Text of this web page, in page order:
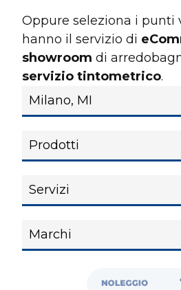
Oppure seleziona i punti
hanno il servizio di
showroomdi
servizio tintometrico.